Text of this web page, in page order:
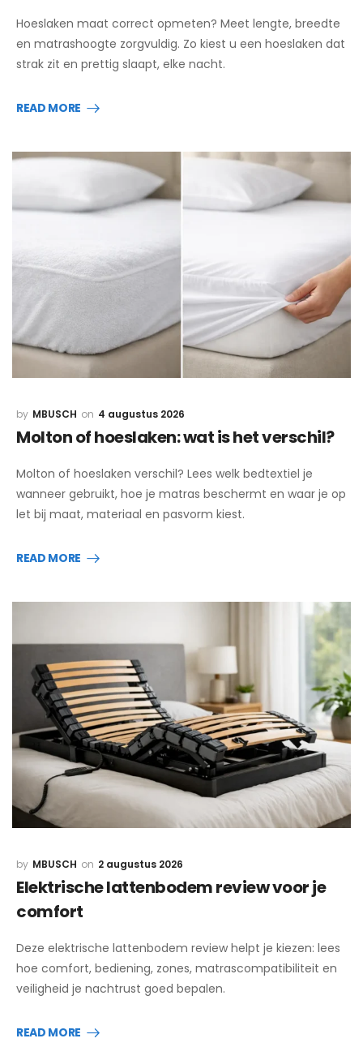
Hoeslaken maat correct opmeten? Meet lengte, breedte
en matrashoogte zorgvuldig. Zo kiest u een hoeslaken dat
strak zit en prettig slaapt, elke nacht.
READ MORE
MBUSCH 4 augustus 2026
Molton of hoeslaken: wat is het verschil?
Molton of hoeslaken verschil? Lees welk bedtextiel je
wanneer gebruikt, hoe je matras beschermt en waar je op
let bij maat, materiaal en pasvorm kiest.
READ MORE
MBUSCH 2 augustus 2026
Elektrische lattenbodem review voor je
comfort
Deze elektrische lattenbodem review helpt je kiezen: lees
hoe comfort, bediening, zones, matrascompatibiliteit en
veiligheid je nachtrust goed bepalen.
READ MORE